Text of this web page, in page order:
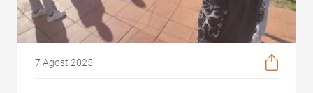
7 Agost 2025